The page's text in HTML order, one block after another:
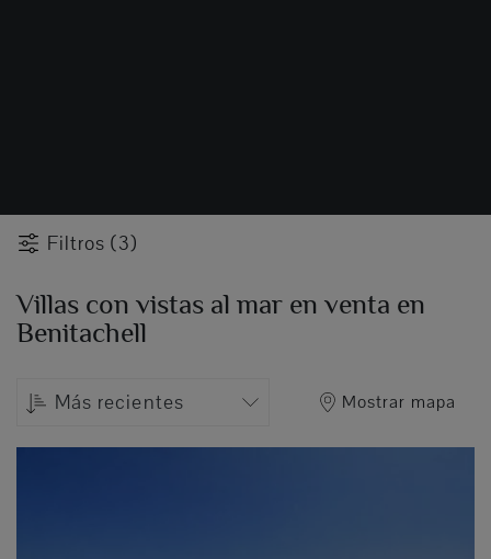
Filtros (3)
Villas con vistas al mar en venta en
Benitachell
Más recientes Mostrar mapa